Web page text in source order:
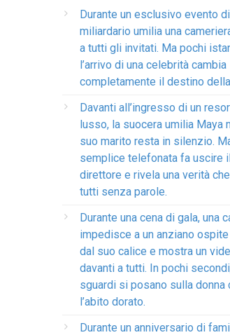
Durante un esclusivo evento
miliardario umilia una
a tutti gli invitati. Ma pochi
l’arrivo di una celebrità cambia
completamente il destino
Davanti all’ingresso di un
lusso, la suocera umilia Maya
suo marito resta in silenzio.
semplice telefonata fa uscire
direttore e rivela una verità
tutti senza parole.
Durante una cena di gala, una
impedisce a un anziano
dal suo calice e mostra un
davanti a tutti. In pochi
sguardi si posano sulla donna
l’abito dorato.
Durante un anniversario di